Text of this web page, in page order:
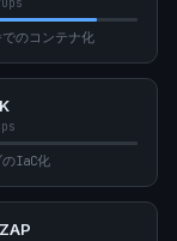
のコンテナ化
IaC化